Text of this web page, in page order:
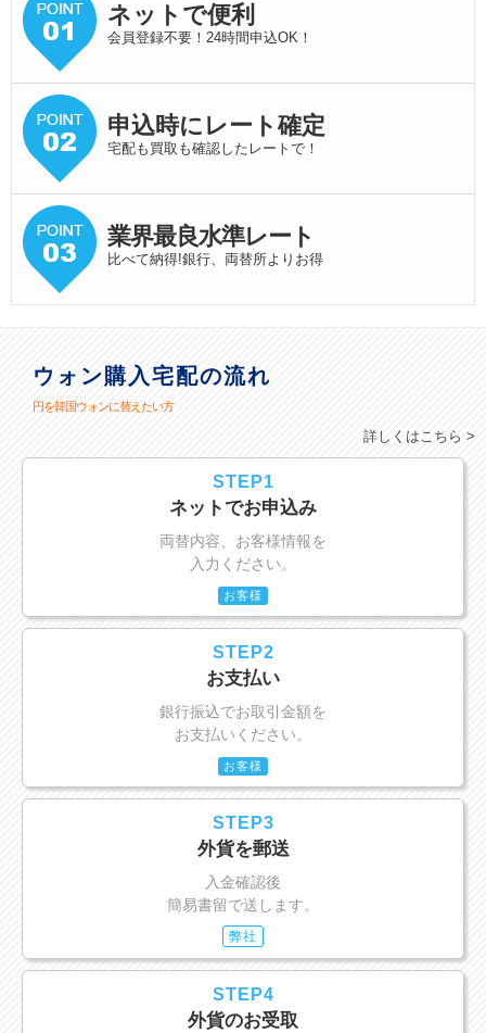
ネットで便利
会員登録不要！24時間申込OK！
申込時にレート確定
宅配も買取も確認したレートで！
業界最良水準レート
比べて納得!銀行、両替所よりお得
ウォン購入宅配の流れ
円を韓国ウォンに替えたい方
詳しくはこちら >
STEP1
ネットでお申込み
両替内容、お客様情報を
入力ください。
お客様
STEP2
お支払い
銀行振込でお取引金額を
お支払いください。
お客様
STEP3
外貨を郵送
入金確認後
簡易書留で送します。
弊社
STEP4
外貨のお受取